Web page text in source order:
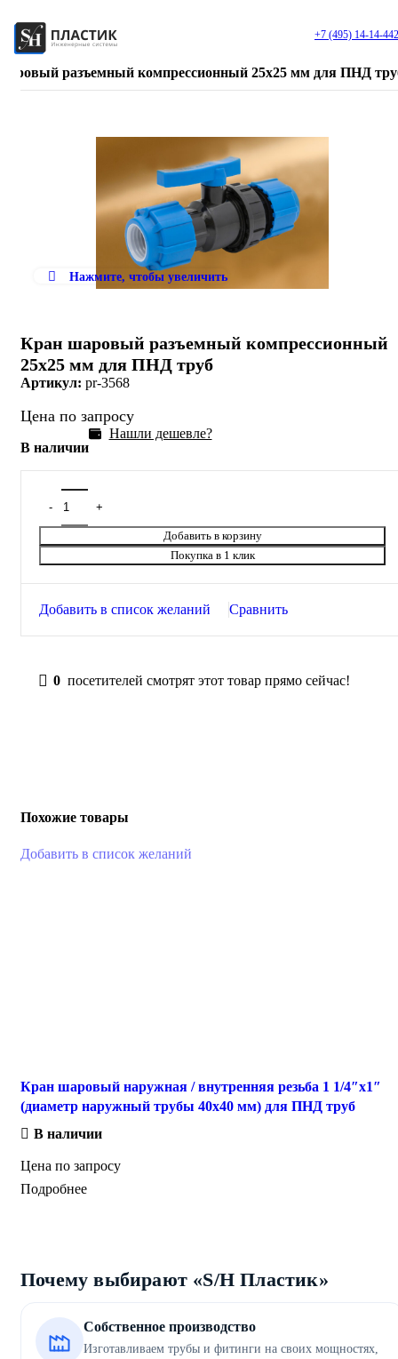
+7 (495) 14-14-442
разъемный компрессионный 25х25 мм для ПНД
Нажмите, чтобы увеличить
Кран шаровый разъемный компрессионный
25х25 мм для ПНД труб
Артикул: pr-3568
Цена по запросу
В наличии
Нашли дешевле?
Добавить в корзину
Покупка в 1 клик
Добавить в список желаний Сравнить
0 посетителей смотрят этот товар прямо сейчас!
Похожие товары
Добавить в список желаний
Кран шаровый наружная / внутренняя резьба 1 1/4″х1″
(диаметр наружный трубы 40х40 мм) для ПНД труб
В наличии
Цена по запросу
Подробнее
Почему выбирают «S/H Пластик»
Собственное производство
Изготавливаем трубы и фитинги на своих мощностях,